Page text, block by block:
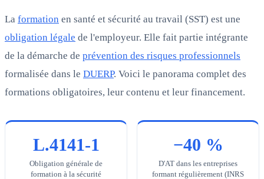
La formation en santé et sécurité au travail (SST) est une
obligation légale de l'employeur. Elle fait partie intégrante
de la démarche de prévention des risques professionnels
formalisée dans le DUERP. Voici le panorama complet des
formations obligatoires, leur contenu et leur financement.
L.4141-1
Obligation générale de
formation à la sécurité
−40 %
D'AT dans les entreprises
formant régulièrement (INRS